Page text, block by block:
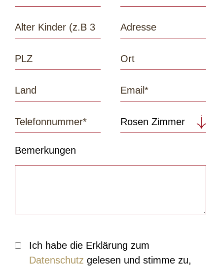
Bemerkungen
Ich habe die Erklärung zum
Datenschutz gelesen und stimme zu,